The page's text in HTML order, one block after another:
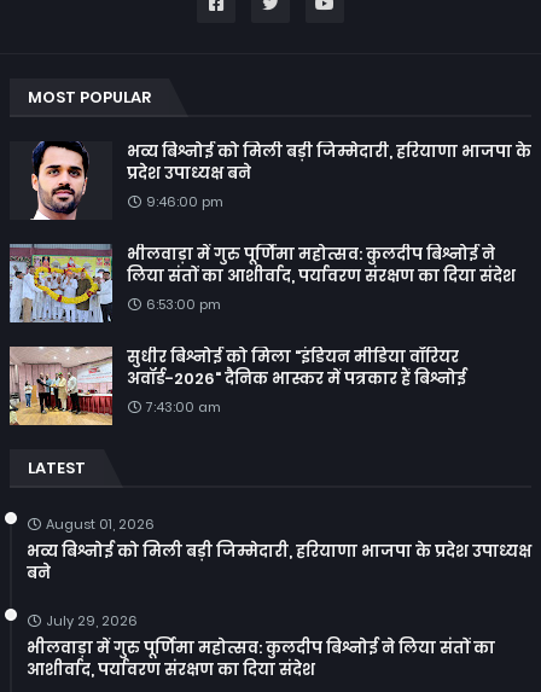
MOST POPULAR
भव्य बिश्नोई को मिली बड़ी जिम्मेदारी, हरियाणा भाजपा के
प्रदेश उपाध्यक्ष बने
9:46:00 pm
भीलवाड़ा में गुरु पूर्णिमा महोत्सव: कुलदीप बिश्नोई ने
लिया संतों का आशीर्वाद, पर्यावरण संरक्षण का दिया संदेश
6:53:00 pm
सुधीर बिश्नोई को मिला "इंडियन मीडिया वॉरियर
अवॉर्ड-2026" दैनिक भास्कर में पत्रकार हैं बिश्नोई
7:43:00 am
LATEST
August 01, 2026
भव्य बिश्नोई को मिली बड़ी जिम्मेदारी, हरियाणा भाजपा के प्रदेश उपाध्यक्ष
बने
July 29, 2026
भीलवाड़ा में गुरु पूर्णिमा महोत्सव: कुलदीप बिश्नोई ने लिया संतों का
आशीर्वाद, पर्यावरण संरक्षण का दिया संदेश